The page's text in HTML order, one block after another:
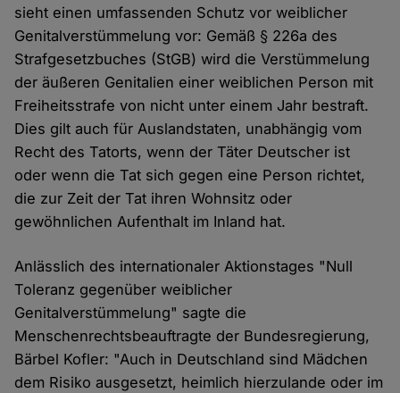
sieht einen umfassenden Schutz vor weiblicher
Genitalverstümmelung vor: Gemäß § 226a des
Strafgesetzbuches (StGB) wird die Verstümmelung
der äußeren Genitalien einer weiblichen Person mit
Freiheitsstrafe von nicht unter einem Jahr bestraft.
Dies gilt auch für Auslandstaten, unabhängig vom
Recht des Tatorts, wenn der Täter Deutscher ist
oder wenn die Tat sich gegen eine Person richtet,
die zur Zeit der Tat ihren Wohnsitz oder
gewöhnlichen Aufenthalt im Inland hat.
Anlässlich des internationaler Aktionstages "Null
Toleranz gegenüber weiblicher
Genitalverstümmelung" sagte die
Menschenrechtsbeauftragte der Bundesregierung,
Bärbel Kofler: "Auch in Deutschland sind Mädchen
dem Risiko ausgesetzt, heimlich hierzulande oder im